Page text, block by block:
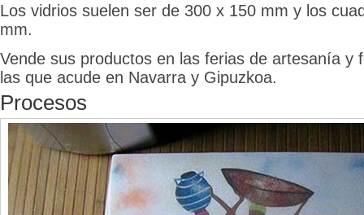
Los vidrios suelen ser de 300 x 150 mm y los
mm.
Vende sus productos en las ferias de artesanía y
las que acude en Navarra y Gipuzkoa.
Procesos